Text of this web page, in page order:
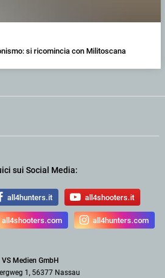
si ricomincia con Militoscana
sui Social Media:
all4hunters.it all4shooters.it
all4shooters.com all4hunters.com
VS Medien GmbH
1, 56377 Nassau